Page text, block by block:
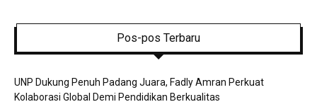
Pos-pos Terbaru
UNP Dukung Penuh Padang Juara, Fadly Amran Perkuat
Kolaborasi Global Demi Pendidikan Berkualitas